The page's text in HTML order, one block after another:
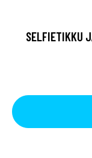
SELFIETIKKU